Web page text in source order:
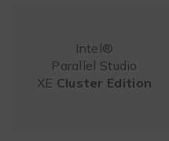
Intel®
Parallel Studio
XE Cluster Edition